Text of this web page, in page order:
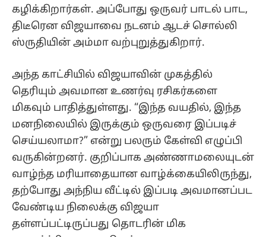
கழிக்கிறார்கள். அப்போது ஒருவர் பாடல் பாட,
திடீரென விஜயாவை நடனம் ஆடச் சொல்லி
ஸ்ருதியின் அம்மா வற்புறுத்துகிறார்.
அந்த காட்சியில் விஜயாவின் முகத்தில்
தெரியும் அவமான உணர்வு ரசிகர்களை
மிகவும் பாதித்துள்ளது. “இந்த வயதில், இந்த
மனநிலையில் இருக்கும் ஒருவரை இப்படிச்
செய்யலாமா?” என்று பலரும் கேள்வி எழுப்பி
வருகின்றனர். குறிப்பாக அண்ணாமலையுடன்
வாழ்ந்த மரியாதையான வாழ்க்கையிலிருந்து,
தற்போது அந்நிய வீட்டில் இப்படி அவமானப்பட
வேண்டிய நிலைக்கு விஜயா
தள்ளப்பட்டிருப்பது தொடரின் மிக